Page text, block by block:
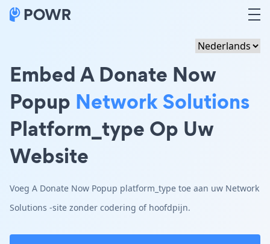
Embed A Donate Now
Popup Network Solutions
Platform_type Op Uw
Website
Voeg A Donate Now Popup platform_type toe aan uw Network
Solutions -site zonder codering of hoofdpijn.